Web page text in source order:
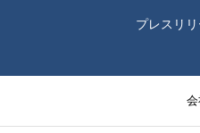
プレスリ